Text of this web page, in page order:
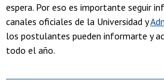
espera. Por eso es importante seguir
canales oficiales de la Universidad y
los postulantes pueden informarte y
todo el año.